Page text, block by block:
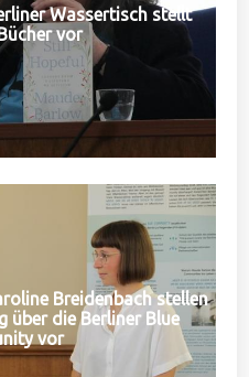
Wassertisch stellt
vor
Breidenbach stellen
über die Berliner Blue
vor